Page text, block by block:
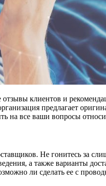
клиентов и
предлагает
на все ваши вопросы
Не гонитесь за
а также варианты
ли сделать ее с